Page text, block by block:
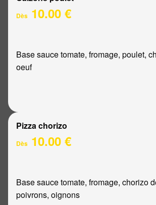
Dès 10.00 €
Base sauce tomate, fromage, poulet,
oeuf
Pizza chorizo
Dès 10.00 €
Base sauce tomate, fromage, chorizo
poivrons, oignons